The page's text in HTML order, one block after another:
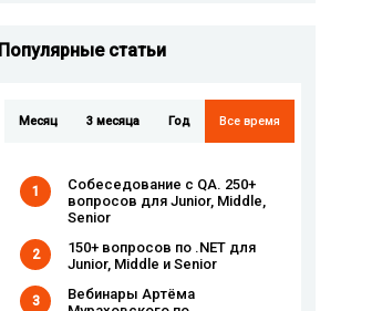
Популярные cтатьи
Месяц 3 месяца Год Все время
1
Собеседование с QA. 250+
вопросов для Junior, Middle,
Senior
2
150+ вопросов по .NET для
Junior, Middle и Senior
3
Вебинары Артёма